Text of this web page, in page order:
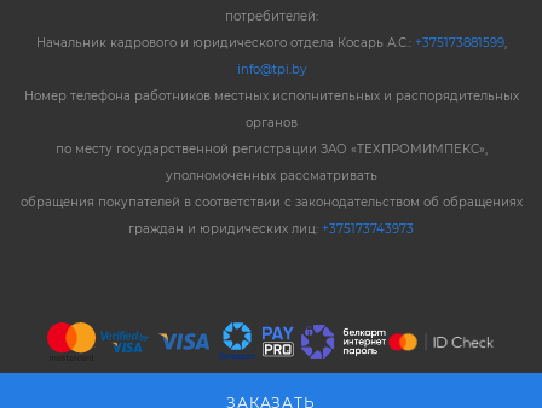
ЗАКАЗАТЬ
потребителей:
Начальник кадрового и юридического отдела Косарь А.С.: +375173881599,
info@tpi.by
Номер телефона работников местных исполнительных и распорядительных
органов
по месту государственной регистрации ЗАО «ТЕХПРОМИМПЕКС»,
уполномоченных рассматривать
обращения покупателей в соответствии с законодательством об обращениях
граждан и юридических лиц: +375173743973